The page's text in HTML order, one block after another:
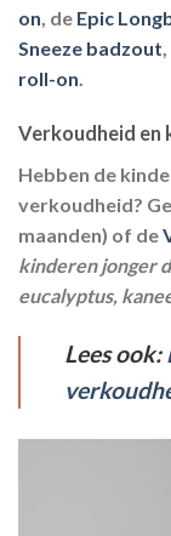
on , de Epic
Sneeze badzout
roll-on
Verkoudheid en
Hebben de
verkoudheid?
maanden) of de
kinderen jonger
eucalyptus,
Lees ook: